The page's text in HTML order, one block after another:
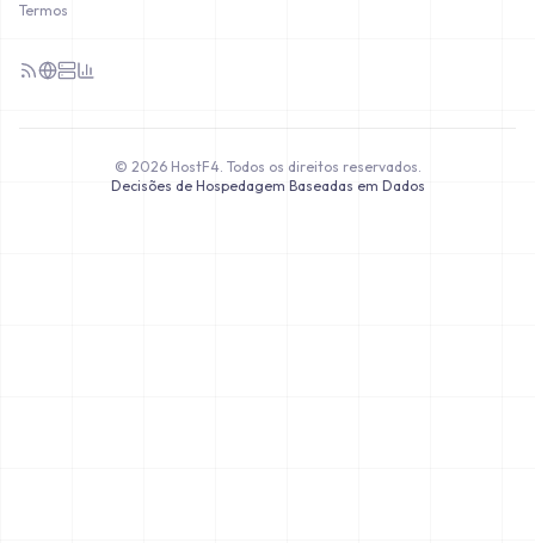
Termos
© 2026HostF4. Todos os direitos reservados.
Decisões de Hospedagem Baseadas em Dados